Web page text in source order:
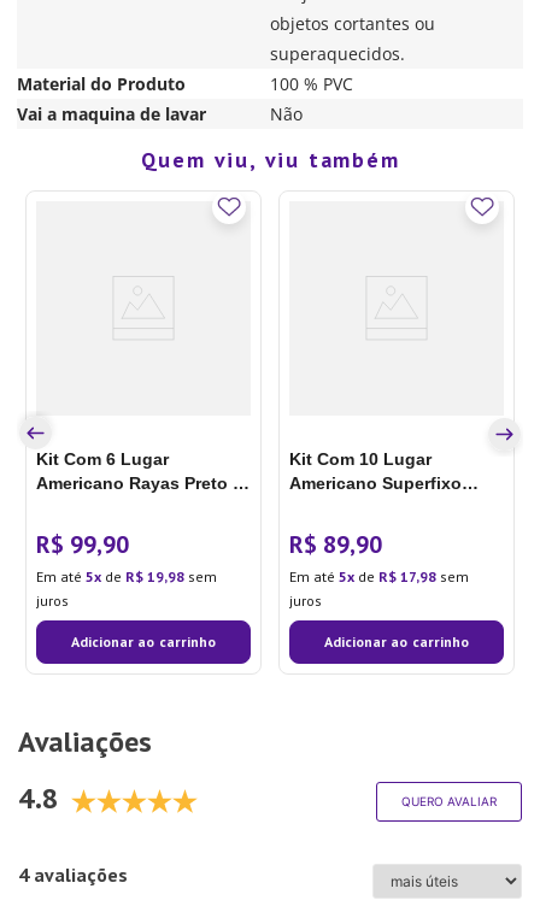
objetos cortantes ou
superaquecidos.
Material do Produto
100 % PVC
Vai a maquina de lavar
Não
Quem viu, viu também
Kit Com 6 Lugar
Americano Rayas Preto -
R$ 99,90
Em até 5 de R$ 19,98 sem
juros
Adicionar ao carrinho
Kit Com 10 Lugar
Americano Superfixo
R$ 89,90
Em até 5 de R$ 17,98 sem
juros
Adicionar ao carrinho
Avaliações
4.8
QUERO AVALIAR
4 avaliações